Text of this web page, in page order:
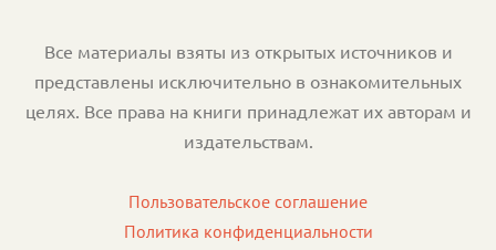
Все материалы взяты из открытых источников и
представлены исключительно в ознакомительных
целях. Все права на книги принадлежат их авторам и
издательствам.
Пользовательское соглашение
Политика конфиденциальности